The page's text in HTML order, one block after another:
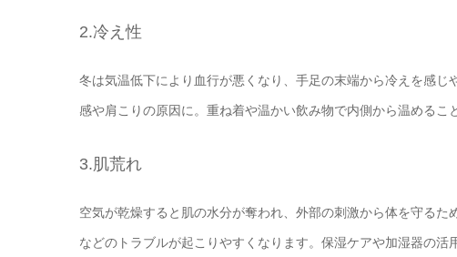
2.冷え性
冬は気温低下により血行が悪くなり、手足の末端から冷えを感
感や肩こりの原因に。重ね着や温かい飲み物で内側から温めるこ
3.肌荒れ
空気が乾燥すると肌の水分が奪われ、外部の刺激から体を守る
などのトラブルが起こりやすくなります。保湿ケアや加湿器の活